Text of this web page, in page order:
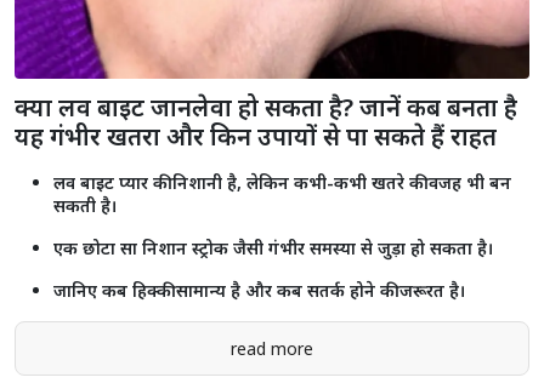
राजस्थान में 2.55 करोड़ से ज्यादा लोगों को मिला प्रधानमंत्री मुद्रा योजना का लाभ,
₹2.18 लाख करोड़ से अधिक ऋण स्वीकृत
Shorts see more